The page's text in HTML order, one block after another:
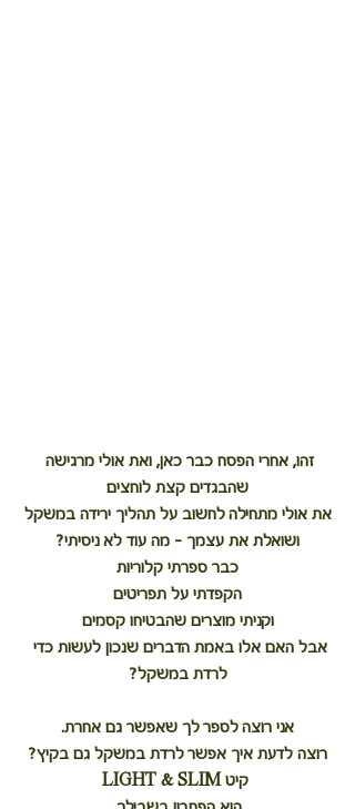
זהו, אחרי הפסח כבר כאן, ואת אולי מרגישה
שהבגדים קצת לוחצים
את אולי מתחילה לחשוב על תהליך ירידה במשקל
ושואלת את עצמך - מה עוד לא ניסיתי?
כבר ספרתי קלוריות
הקפדתי על תפריטים
וקניתי מוצרים שהבטיחו קסמים
אבל האם אלו באמת הדברים שנכון לעשות כדי
לרדת במשקל?
אני רוצה לספר לך שאפשר גם אחרת.
רוצה לדעת איך אפשר לרדת במשקל גם בקיץ?